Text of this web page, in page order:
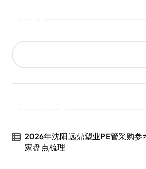
2026年沈阳远鼎塑业PE管采购参
家盘点梳理